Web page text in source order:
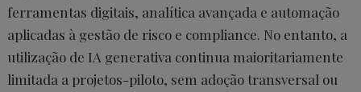
ferramentas digitais, analítica avançada e automação
aplicadas à gestão de risco e compliance. No entanto, a
utilização de IA generativa continua maioritariamente
limitada a projetos-piloto, sem adoção transversal ou